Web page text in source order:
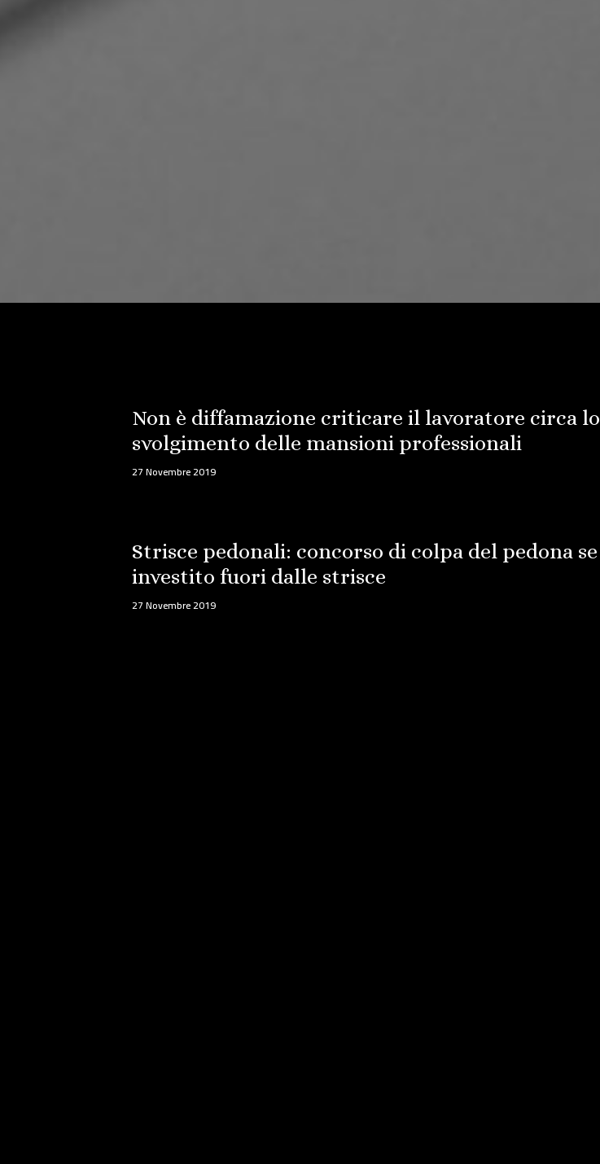
Non è diffamazione criticare il lavoratore circa lo
svolgimento delle mansioni professionali
27 Novembre 2019
Strisce pedonali: concorso di colpa del pedona se
investito fuori dalle strisce
27 Novembre 2019